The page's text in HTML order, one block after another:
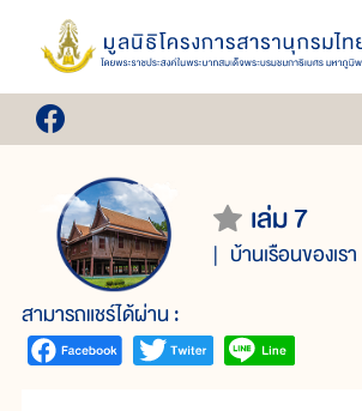
เล่ม 7
บ้านเรือนของเรา
สามารถแชร์ได้ผ่าน :